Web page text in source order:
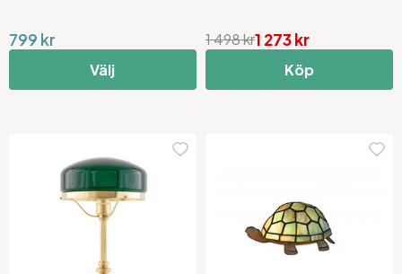
799 kr
Välj
1 273 kr
1 498 kr
Köp